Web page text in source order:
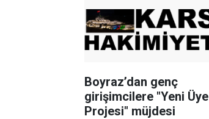
Boyraz’dan genç
girişimcilere "Yeni Üye
Projesi" müjdesi